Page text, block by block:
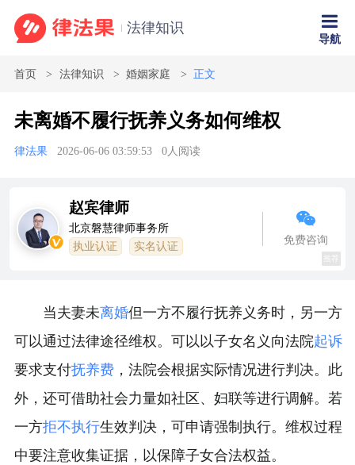
法律知识
导航
首页 法律知识 婚姻家庭 正文
未离婚不履行抚养义务如何维权
律法果 2026-06-06 03:59:53 0人阅读
赵宾律师
北京磐慧律师事务所
执业认证 实名认证
免费咨询
当夫妻未离婚但一方不履行抚养义务时，另一方
可以通过法律途径维权。可以以子女名义向法院起诉
要求支付抚养费 ，法院会根据实际情况进行判决。此
外，还可借助社会力量如社区、妇联等进行调解。若
一方拒不执行生效判决，可申请强制执行。维权过程
中要注意收集证据，以保障子女合法权益。